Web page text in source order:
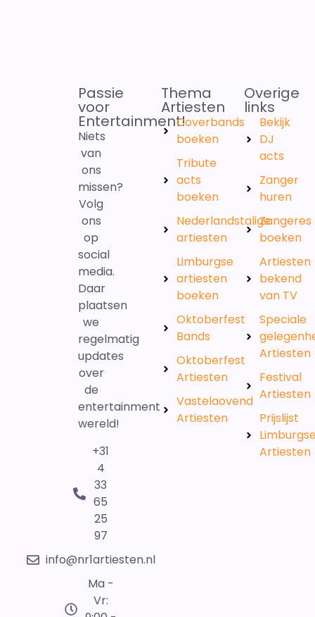
Passie
voor
Entertainment!
Niets
van
ons
missen?
Volg
ons
op
social
media.
Daar
plaatsen
we
regelmatig
updates
over
de
entertainment
wereld!
+31
4
33
65
25
97
info@nr1artiesten.nl
Ma -
Vr:
Thema
Artiesten
Coverbands
boeken
Tribute
acts
boeken
Nederlandstalige
artiesten
Limburgse
artiesten
boeken
Oktoberfest
Bands
Oktoberfest
Artiesten
Vastelaovend
Artiesten
Overige
links
Bekijk
DJ
acts
Zanger
huren
Zangeres
boeken
Artiesten
bekend
van TV
Speciale
Artiesten
Festival
Artiesten
Prijslijst
Artiesten